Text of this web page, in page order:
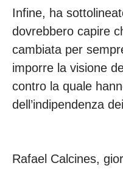
Infine, ha
dovrebbero capire
cambiata per
imporre la visione
contro la quale
dell’indipendenza
Rafael Calcines,